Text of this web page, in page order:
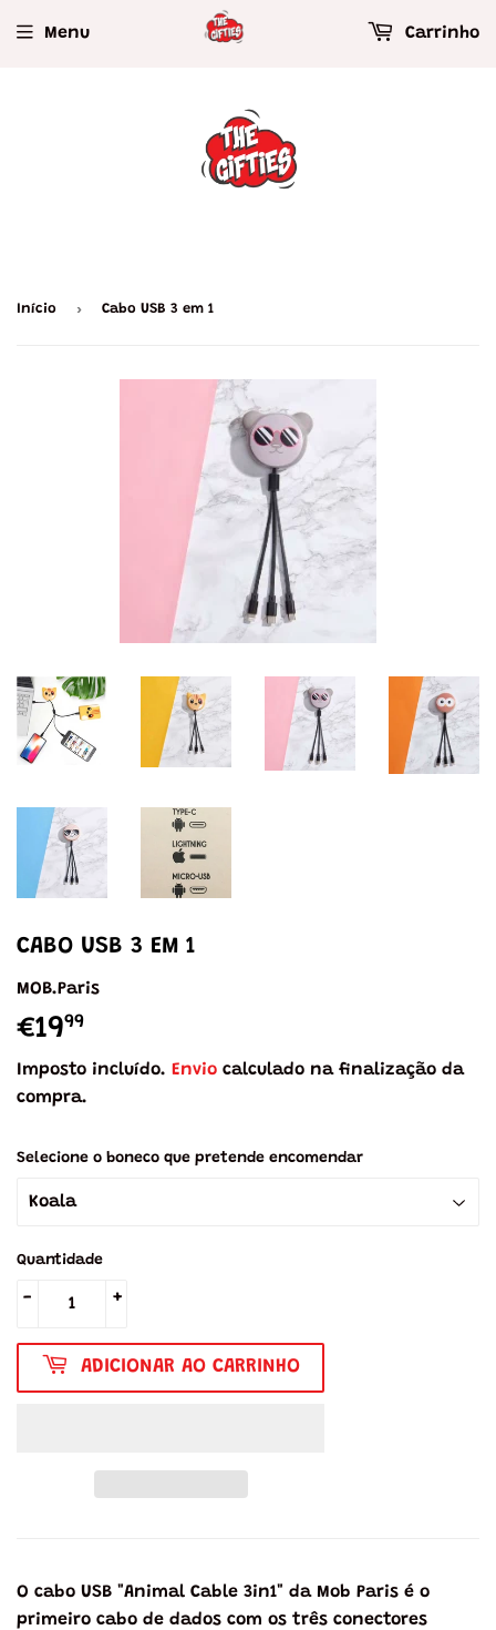
Menu Carrinho
Início › Cabo USB 3 em 1
CABO USB 3 EM 1
MOB.Paris
€1999
Imposto incluído. Envio calculado na finalização da
compra.
Selecione o boneco que pretende encomendar
Quantidade
+
-
ADICIONAR AO CARRINHO
O cabo USB "Animal Cable 3in1" da Mob Paris é o
primeiro cabo de dados com os três conectores